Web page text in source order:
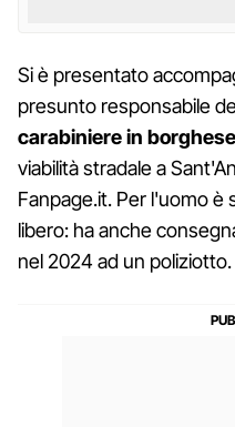
Si è presentato
presunto responsabile
carabiniere in borghese
viabilità stradale a
Fanpage.it. Per l'uomo è
libero: ha anche
nel 2024 ad un poliziotto.